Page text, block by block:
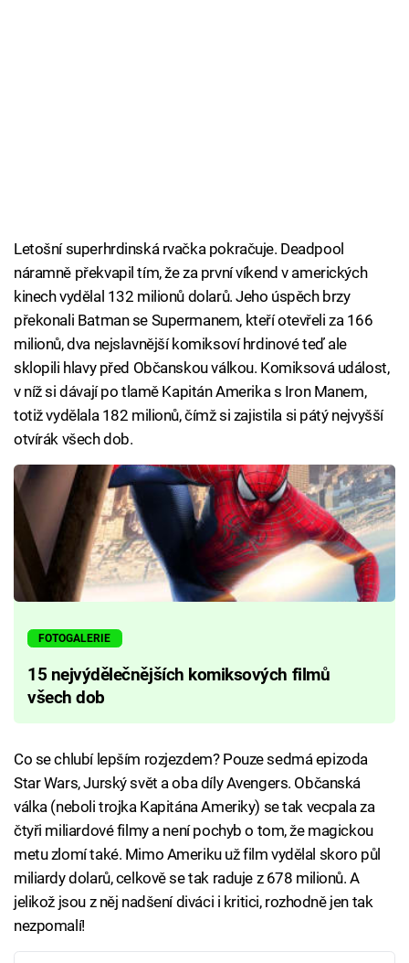
Letošní superhrdinská rvačka pokračuje. Deadpool
náramně překvapil tím, že za první víkend v amerických
kinech vydělal 132 milionů dolarů. Jeho úspěch brzy
překonali Batman se Supermanem, kteří otevřeli za 166
milionů, dva nejslavnější komiksoví hrdinové teď ale
sklopili hlavy před Občanskou válkou. Komiksová událost,
v níž si dávají po tlamě Kapitán Amerika s Iron Manem,
totiž vydělala 182 milionů, čímž si zajistila si pátý nejvyšší
otvírák všech dob.
FOTOGALERIE
15 nejvýdělečnějších komiksových filmů
všech dob
Co se chlubí lepším rozjezdem? Pouze sedmá epizoda
Star Wars, Jurský svět a oba díly Avengers. Občanská
válka (neboli trojka Kapitána Ameriky) se tak vecpala za
čtyři miliardové filmy a není pochyb o tom, že magickou
metu zlomí také. Mimo Ameriku už film vydělal skoro půl
miliardy dolarů, celkově se tak raduje z 678 milionů. A
jelikož jsou z něj nadšení diváci i kritici, rozhodně jen tak
nezpomalí!